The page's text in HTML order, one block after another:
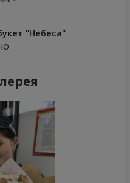
"Небеса"